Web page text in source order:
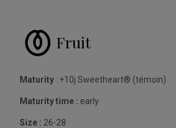
Fruit
Maturity: +10j Sweetheart® (témoin)
Maturity time : early
Size : 26-28